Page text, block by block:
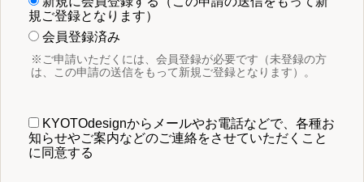
規ご登録となります）
会員登録済み
※ご申請いただくには、会員登録が必要です（未登録の方
は、この申請の送信をもって新規ご登録となります）。
KYOTOdesignからメールやお電話などで、各種お
知らせやご案内などのご連絡をさせていただくこと
に同意する